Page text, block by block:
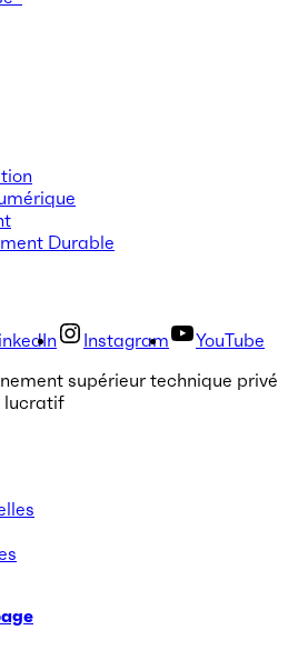
Durable
Instagram
YouTube
supérieur technique privé
lucratif